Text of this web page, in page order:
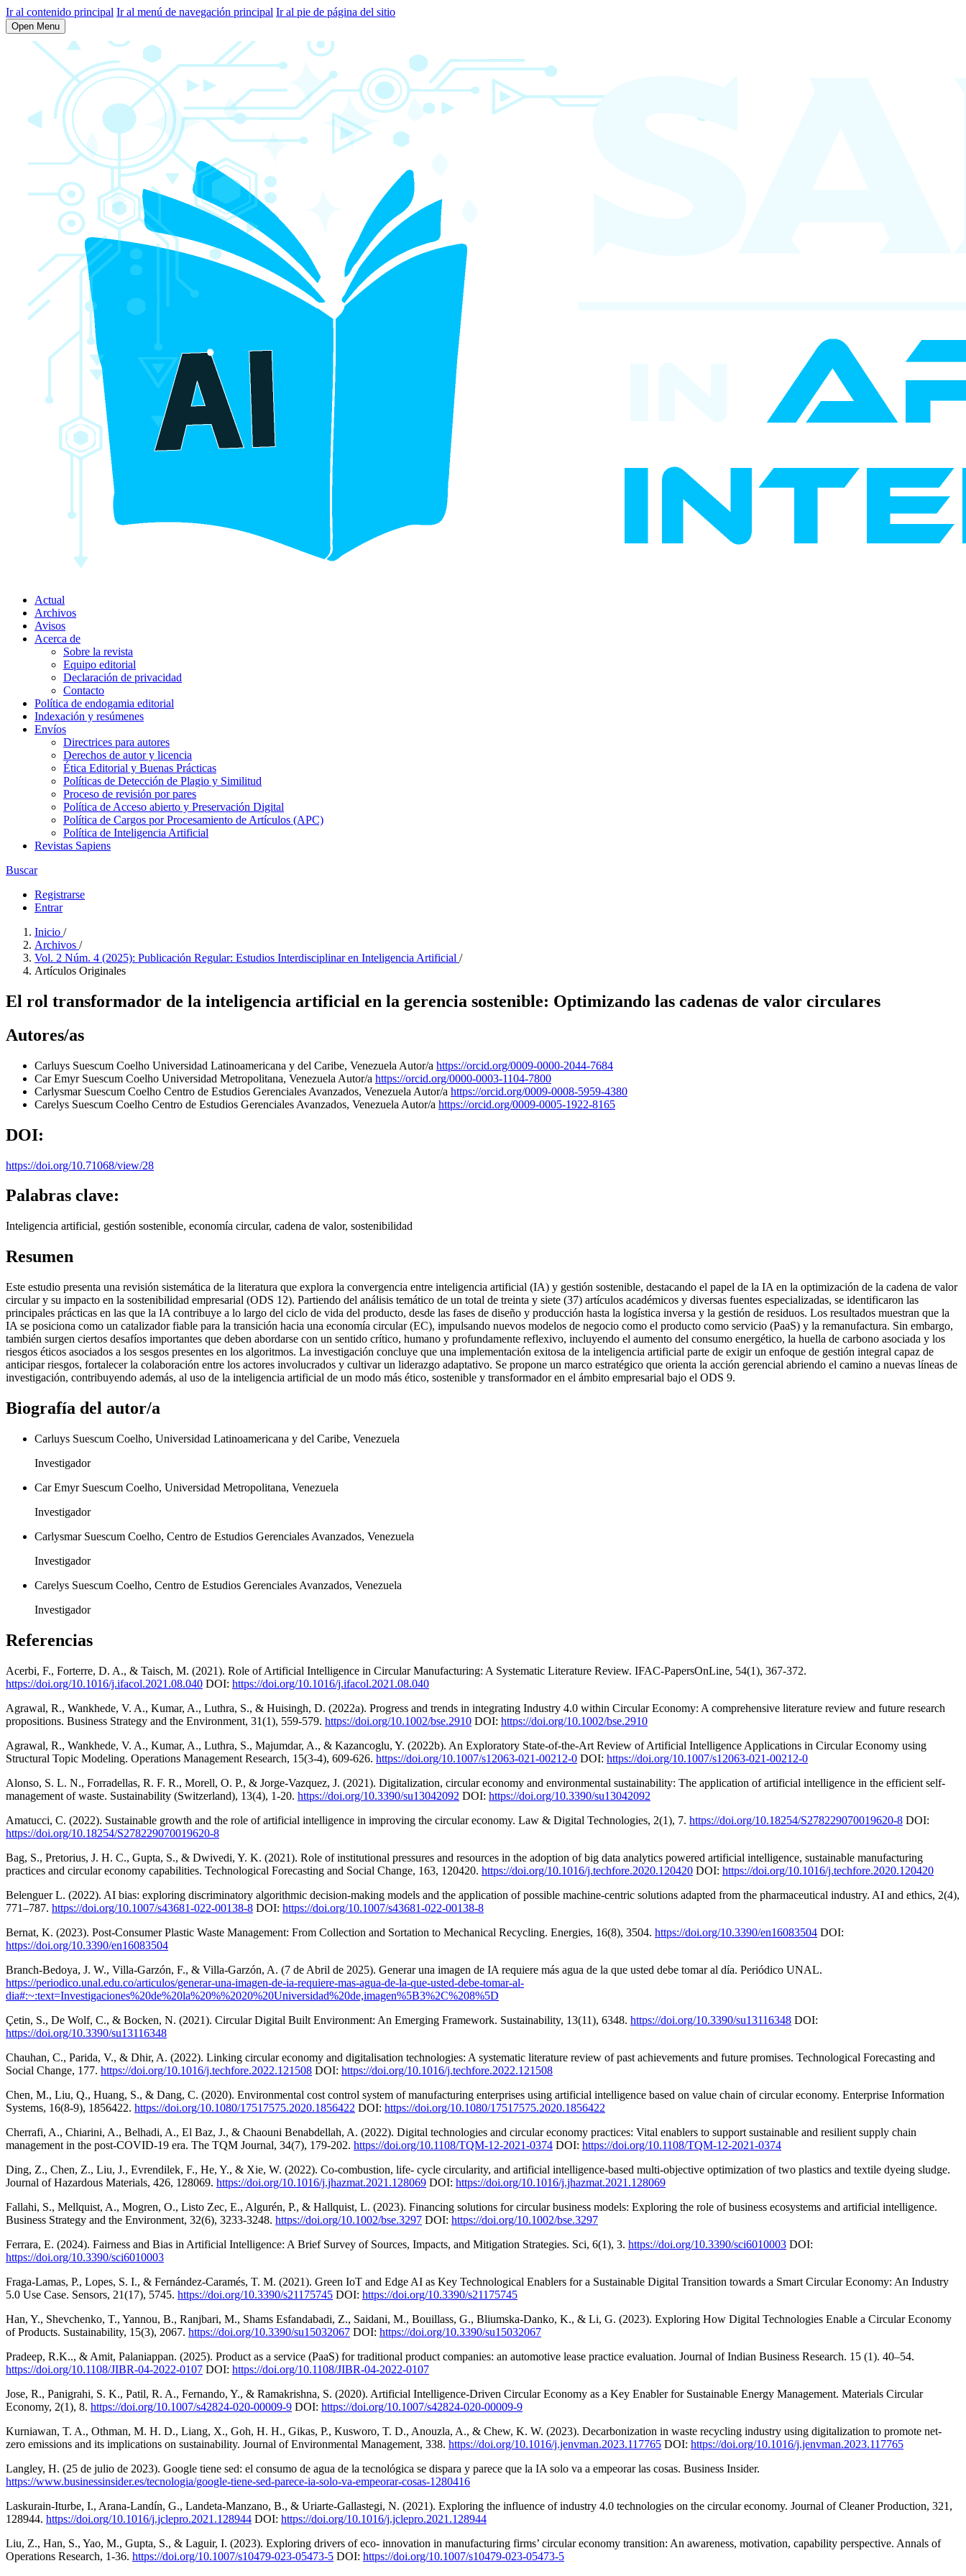
Ir al contenido principal Ir al menú de navegación principal Ir al pie de página del sitio
Open Menu
Actual
Archivos
Avisos
Acerca de
Sobre la revista
Equipo editorial
Declaración de privacidad
Contacto
Política de endogamia editorial
Indexación y resúmenes
Envíos
Directrices para autores
Derechos de autor y licencia
Ética Editorial y Buenas Prácticas
Políticas de Detección de Plagio y Similitud
Proceso de revisión por pares
Política de Acceso abierto y Preservación Digital
Política de Cargos por Procesamiento de Artículos (APC)
Política de Inteligencia Artificial
Revistas Sapiens
Buscar
Registrarse
Entrar
Inicio /
Archivos /
Vol. 2 Núm. 4 (2025): Publicación Regular: Estudios Interdisciplinar en Inteligencia Artificial /
Artículos Originales
El rol transformador de la inteligencia artificial en la gerencia sostenible: Optimizando las cadenas de valor circulares
Autores/as
Carluys Suescum Coelho Universidad Latinoamericana y del Caribe, Venezuela Autor/a https://orcid.org/0009-0000-2044-7684
Car Emyr Suescum Coelho Universidad Metropolitana, Venezuela Autor/a https://orcid.org/0000-0003-1104-7800
Carlysmar Suescum Coelho Centro de Estudios Gerenciales Avanzados, Venezuela Autor/a https://orcid.org/0009-0008-5959-4380
Carelys Suescum Coelho Centro de Estudios Gerenciales Avanzados, Venezuela Autor/a https://orcid.org/0009-0005-1922-8165
DOI:
https://doi.org/10.71068/view/28
Palabras clave:
Inteligencia artificial, gestión sostenible, economía circular, cadena de valor, sostenibilidad
Resumen
Este estudio presenta una revisión sistemática de la literatura que explora la convergencia entre inteligencia artificial (IA) y gestión sostenible, destacando el papel de la IA en la optimización de la cadena de valor
circular y su impacto en la sostenibilidad empresarial (ODS 12). Partiendo del análisis temático de un total de treinta y siete (37) artículos académicos y diversas fuentes especializadas, se identificaron las
principales prácticas en las que la IA contribuye a lo largo del ciclo de vida del producto, desde las fases de diseño y producción hasta la logística inversa y la gestión de residuos. Los resultados muestran que la
IA se posiciona como un catalizador fiable para la transición hacia una economía circular (EC), impulsando nuevos modelos de negocio como el producto como servicio (PaaS) y la remanufactura. Sin embargo,
también surgen ciertos desafíos importantes que deben abordarse con un sentido crítico, humano y profundamente reflexivo, incluyendo el aumento del consumo energético, la huella de carbono asociada y los
riesgos éticos asociados a los sesgos presentes en los algoritmos. La investigación concluye que una implementación exitosa de la inteligencia artificial parte de exigir un enfoque de gestión integral capaz de
anticipar riesgos, fortalecer la colaboración entre los actores involucrados y cultivar un liderazgo adaptativo. Se propone un marco estratégico que orienta la acción gerencial abriendo el camino a nuevas líneas de
investigación, contribuyendo además, al uso de la inteligencia artificial de un modo más ético, sostenible y transformador en el ámbito empresarial bajo el ODS 9.
Biografía del autor/a
Carluys Suescum Coelho, Universidad Latinoamericana y del Caribe, Venezuela
Investigador
Car Emyr Suescum Coelho, Universidad Metropolitana, Venezuela
Investigador
Carlysmar Suescum Coelho, Centro de Estudios Gerenciales Avanzados, Venezuela
Investigador
Carelys Suescum Coelho, Centro de Estudios Gerenciales Avanzados, Venezuela
Investigador
Referencias
Acerbi, F., Forterre, D. A., & Taisch, M. (2021). Role of Artificial Intelligence in Circular Manufacturing: A Systematic Literature Review. IFAC-PapersOnLine, 54(1), 367-372.
https://doi.org/10.1016/j.ifacol.2021.08.040 DOI: https://doi.org/10.1016/j.ifacol.2021.08.040
Agrawal, R., Wankhede, V. A., Kumar, A., Luthra, S., & Huisingh, D. (2022a). Progress and trends in integrating Industry 4.0 within Circular Economy: A comprehensive literature review and future research
propositions. Business Strategy and the Environment, 31(1), 559-579. https://doi.org/10.1002/bse.2910 DOI: https://doi.org/10.1002/bse.2910
Agrawal, R., Wankhede, V. A., Kumar, A., Luthra, S., Majumdar, A., & Kazancoglu, Y. (2022b). An Exploratory State-of-the-Art Review of Artificial Intelligence Applications in Circular Economy using
Structural Topic Modeling. Operations Management Research, 15(3-4), 609-626. https://doi.org/10.1007/s12063-021-00212-0 DOI: https://doi.org/10.1007/s12063-021-00212-0
Alonso, S. L. N., Forradellas, R. F. R., Morell, O. P., & Jorge-Vazquez, J. (2021). Digitalization, circular economy and environmental sustainability: The application of artificial intelligence in the efficient self-
management of waste. Sustainability (Switzerland), 13(4), 1-20. https://doi.org/10.3390/su13042092 DOI: https://doi.org/10.3390/su13042092
Amatucci, C. (2022). Sustainable growth and the role of artificial intelligence in improving the circular economy. Law & Digital Technologies, 2(1), 7. https://doi.org/10.18254/S278229070019620-8 DOI:
https://doi.org/10.18254/S278229070019620-8
Bag, S., Pretorius, J. H. C., Gupta, S., & Dwivedi, Y. K. (2021). Role of institutional pressures and resources in the adoption of big data analytics powered artificial intelligence, sustainable manufacturing
practices and circular economy capabilities. Technological Forecasting and Social Change, 163, 120420. https://doi.org/10.1016/j.techfore.2020.120420 DOI: https://doi.org/10.1016/j.techfore.2020.120420
Belenguer L. (2022). AI bias: exploring discriminatory algorithmic decision-making models and the application of possible machine-centric solutions adapted from the pharmaceutical industry. AI and ethics, 2(4),
771–787. https://doi.org/10.1007/s43681-022-00138-8 DOI: https://doi.org/10.1007/s43681-022-00138-8
Bernat, K. (2023). Post-Consumer Plastic Waste Management: From Collection and Sortation to Mechanical Recycling. Energies, 16(8), 3504. https://doi.org/10.3390/en16083504 DOI:
https://doi.org/10.3390/en16083504
Branch-Bedoya, J. W., Villa-Garzón, F., & Villa-Garzón, A. (7 de Abril de 2025). Generar una imagen de IA requiere más agua de la que usted debe tomar al día. Periódico UNAL.
https://periodico.unal.edu.co/articulos/generar-una-imagen-de-ia-requiere-mas-agua-de-la-que-usted-debe-tomar-al-
dia#:~:text=Investigaciones%20de%20la%20%%2020%20Universidad%20de,imagen%5B3%2C%208%5D
Çetin, S., De Wolf, C., & Bocken, N. (2021). Circular Digital Built Environment: An Emerging Framework. Sustainability, 13(11), 6348. https://doi.org/10.3390/su13116348 DOI:
https://doi.org/10.3390/su13116348
Chauhan, C., Parida, V., & Dhir, A. (2022). Linking circular economy and digitalisation technologies: A systematic literature review of past achievements and future promises. Technological Forecasting and
Social Change, 177. https://doi.org/10.1016/j.techfore.2022.121508 DOI: https://doi.org/10.1016/j.techfore.2022.121508
Chen, M., Liu, Q., Huang, S., & Dang, C. (2020). Environmental cost control system of manufacturing enterprises using artificial intelligence based on value chain of circular economy. Enterprise Information
Systems, 16(8-9), 1856422. https://doi.org/10.1080/17517575.2020.1856422 DOI: https://doi.org/10.1080/17517575.2020.1856422
Cherrafi, A., Chiarini, A., Belhadi, A., El Baz, J., & Chaouni Benabdellah, A. (2022). Digital technologies and circular economy practices: Vital enablers to support sustainable and resilient supply chain
management in the post-COVID-19 era. The TQM Journal, 34(7), 179-202. https://doi.org/10.1108/TQM-12-2021-0374 DOI: https://doi.org/10.1108/TQM-12-2021-0374
Ding, Z., Chen, Z., Liu, J., Evrendilek, F., He, Y., & Xie, W. (2022). Co-combustion, life- cycle circularity, and artificial intelligence-based multi-objective optimization of two plastics and textile dyeing sludge.
Journal of Hazardous Materials, 426, 128069. https://doi.org/10.1016/j.jhazmat.2021.128069 DOI: https://doi.org/10.1016/j.jhazmat.2021.128069
Fallahi, S., Mellquist, A., Mogren, O., Listo Zec, E., Algurén, P., & Hallquist, L. (2023). Financing solutions for circular business models: Exploring the role of business ecosystems and artificial intelligence.
Business Strategy and the Environment, 32(6), 3233-3248. https://doi.org/10.1002/bse.3297 DOI: https://doi.org/10.1002/bse.3297
Ferrara, E. (2024). Fairness and Bias in Artificial Intelligence: A Brief Survey of Sources, Impacts, and Mitigation Strategies. Sci, 6(1), 3. https://doi.org/10.3390/sci6010003 DOI:
https://doi.org/10.3390/sci6010003
Fraga-Lamas, P., Lopes, S. I., & Fernández-Caramés, T. M. (2021). Green IoT and Edge AI as Key Technological Enablers for a Sustainable Digital Transition towards a Smart Circular Economy: An Industry
5.0 Use Case. Sensors, 21(17), 5745. https://doi.org/10.3390/s21175745 DOI: https://doi.org/10.3390/s21175745
Han, Y., Shevchenko, T., Yannou, B., Ranjbari, M., Shams Esfandabadi, Z., Saidani, M., Bouillass, G., Bliumska-Danko, K., & Li, G. (2023). Exploring How Digital Technologies Enable a Circular Economy
of Products. Sustainability, 15(3), 2067. https://doi.org/10.3390/su15032067 DOI: https://doi.org/10.3390/su15032067
Pradeep, R.K.., & Amit, Palaniappan. (2025). Product as a service (PaaS) for traditional product companies: an automotive lease practice evaluation. Journal of Indian Business Research. 15 (1). 40–54.
https://doi.org/10.1108/JIBR-04-2022-0107 DOI: https://doi.org/10.1108/JIBR-04-2022-0107
Jose, R., Panigrahi, S. K., Patil, R. A., Fernando, Y., & Ramakrishna, S. (2020). Artificial Intelligence-Driven Circular Economy as a Key Enabler for Sustainable Energy Management. Materials Circular
Economy, 2(1), 8. https://doi.org/10.1007/s42824-020-00009-9 DOI: https://doi.org/10.1007/s42824-020-00009-9
Kurniawan, T. A., Othman, M. H. D., Liang, X., Goh, H. H., Gikas, P., Kusworo, T. D., Anouzla, A., & Chew, K. W. (2023). Decarbonization in waste recycling industry using digitalization to promote net-
zero emissions and its implications on sustainability. Journal of Environmental Management, 338. https://doi.org/10.1016/j.jenvman.2023.117765 DOI: https://doi.org/10.1016/j.jenvman.2023.117765
Langley, H. (25 de julio de 2023). Google tiene sed: el consumo de agua de la tecnológica se dispara y parece que la IA solo va a empeorar las cosas. Business Insider.
https://www.businessinsider.es/tecnologia/google-tiene-sed-parece-ia-solo-va-empeorar-cosas-1280416
Laskurain-Iturbe, I., Arana-Landín, G., Landeta-Manzano, B., & Uriarte-Gallastegi, N. (2021). Exploring the influence of industry 4.0 technologies on the circular economy. Journal of Cleaner Production, 321,
128944. https://doi.org/10.1016/j.jclepro.2021.128944 DOI: https://doi.org/10.1016/j.jclepro.2021.128944
Liu, Z., Han, S., Yao, M., Gupta, S., & Laguir, I. (2023). Exploring drivers of eco- innovation in manufacturing firms’ circular economy transition: An awareness, motivation, capability perspective. Annals of
Operations Research, 1-36. https://doi.org/10.1007/s10479-023-05473-5 DOI: https://doi.org/10.1007/s10479-023-05473-5